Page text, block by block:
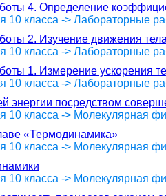
4. Определение
10 класса -> Лабораторные
2. Изучение движения
10 класса -> Лабораторные
1. Измерение ускорения
10 класса -> Лабораторные
энергии посредством
10 класса -> Молекулярная
«Термодинамика»
10 класса -> Молекулярная
10 класса -> Молекулярная